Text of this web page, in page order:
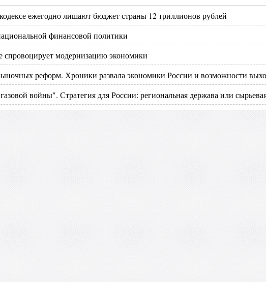
ежегодно лишают бюджет страны 12 триллионов рублей
финансовой политики
спровоцирует модернизацию экономики
реформ. Хроники развала экономики России и возможности
войны". Стратегия для России: региональная держава или